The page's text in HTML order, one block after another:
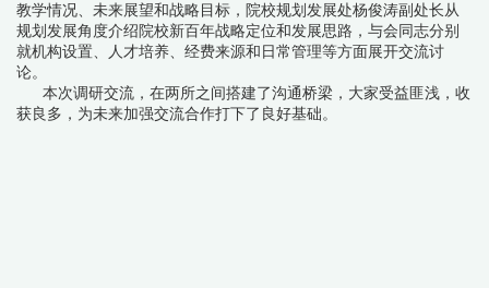
教学情况、未来展望和战略目标，院校规划发展处杨俊涛副处长从
规划发展角度介绍院校新百年战略定位和发展思路，与会同志分别
就机构设置、人才培养、经费来源和日常管理等方面展开交流讨
论。
本次调研交流，在两所之间搭建了沟通桥梁，大家受益匪浅，收
获良多，为未来加强交流合作打下了良好基础。